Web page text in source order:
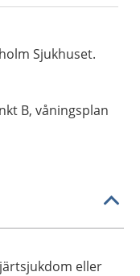
Sjukhuset.
B, våningsplan
eller